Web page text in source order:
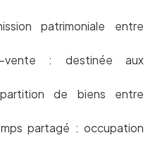
patrimoniale entre
vente : destinée aux
de biens entre
partagé : occupation